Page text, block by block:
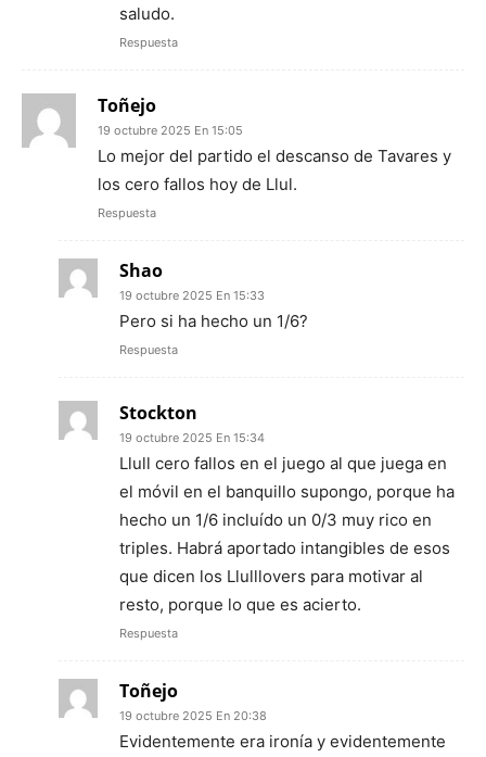
saludo.
Respuesta
Toñejo
19 octubre 2025 En 15:05
Lo mejor del partido el descanso de Tavares y
los cero fallos hoy de Llul.
Respuesta
Shao
19 octubre 2025 En 15:33
Pero si ha hecho un 1/6?
Respuesta
Stockton
19 octubre 2025 En 15:34
Llull cero fallos en el juego al que juega en
el móvil en el banquillo supongo, porque ha
hecho un 1/6 incluído un 0/3 muy rico en
triples. Habrá aportado intangibles de esos
que dicen los Llulllovers para motivar al
resto, porque lo que es acierto.
Respuesta
Toñejo
19 octubre 2025 En 20:38
Evidentemente era ironía y evidentemente